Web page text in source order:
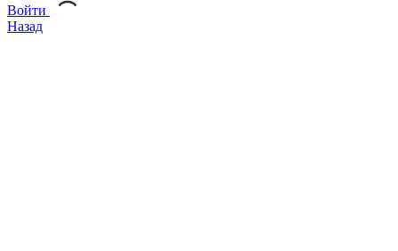
Войти
Назад